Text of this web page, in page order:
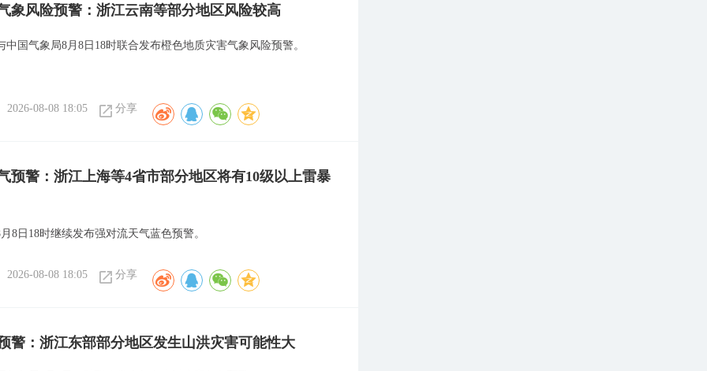
象风险预警：浙江云南等部分地区风险较高
中国气象局8月8日18时联合发布橙色地质灾害气象风险预警。
2026-08-08 18:05 分享
预警：浙江上海等4省市部分地区将有10级以上雷暴
8日18时继续发布强对流天气蓝色预警。
2026-08-08 18:05 分享
警：浙江东部部分地区发生山洪灾害可能性大